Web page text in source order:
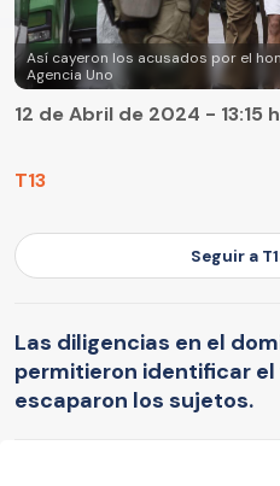
Así cayeron los acusados por el
Agencia Uno
T13
12 de Abril de 2024 - 13:15
Seguir a
Las diligencias en el
permitieron identificar
escaparon los sujetos.